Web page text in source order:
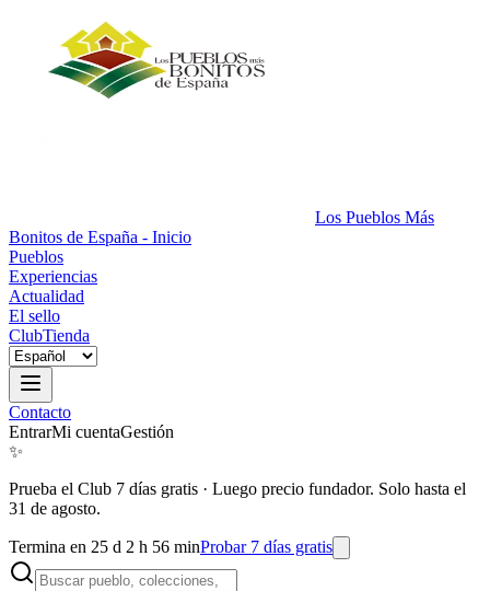
Los Pueblos Más
Bonitos de España - Inicio
Pueblos
Experiencias
Actualidad
El sello
ClubTienda
Contacto
EntrarMi cuentaGestión
✨
Prueba el Club 7 días gratis · Luego precio fundador. Solo hasta el
31 de agosto.
Termina en 25 d 2 h 56 minProbar 7 días gratis